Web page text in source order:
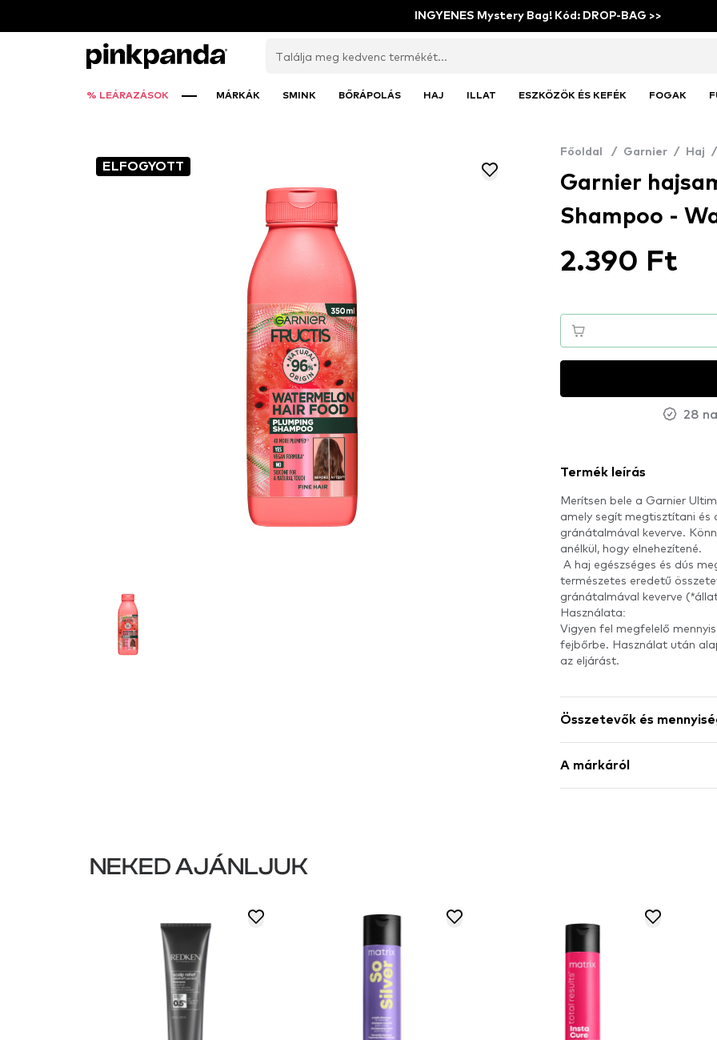
INGYENES Mystery Bag! Kód: DROP-BAG >>
% LEÁRAZÁSOK MÁRKÁK SMINK BŐRÁPOLÁS HAJ ILLAT ESZKÖZÖK ÉS KEFÉK FOGAK
ELFOGYOTT
Főoldal / Garnier / Haj /
Garnier
Shampoo -
2.390 Ft
28
Termék leírás
Merítsen bele a Garnier
amely segít megtisztítani és
gránátalmával keverve.
anélkül, hogy elnehezítené.
A haj egészséges és dús
természetes eredetű
gránátalmával keverve
Használata:
Vigyen fel megfelelő
fejbőrbe. Használat után
az eljárást.
Összetevők és
A márkáról
NEKED AJÁNLJUK